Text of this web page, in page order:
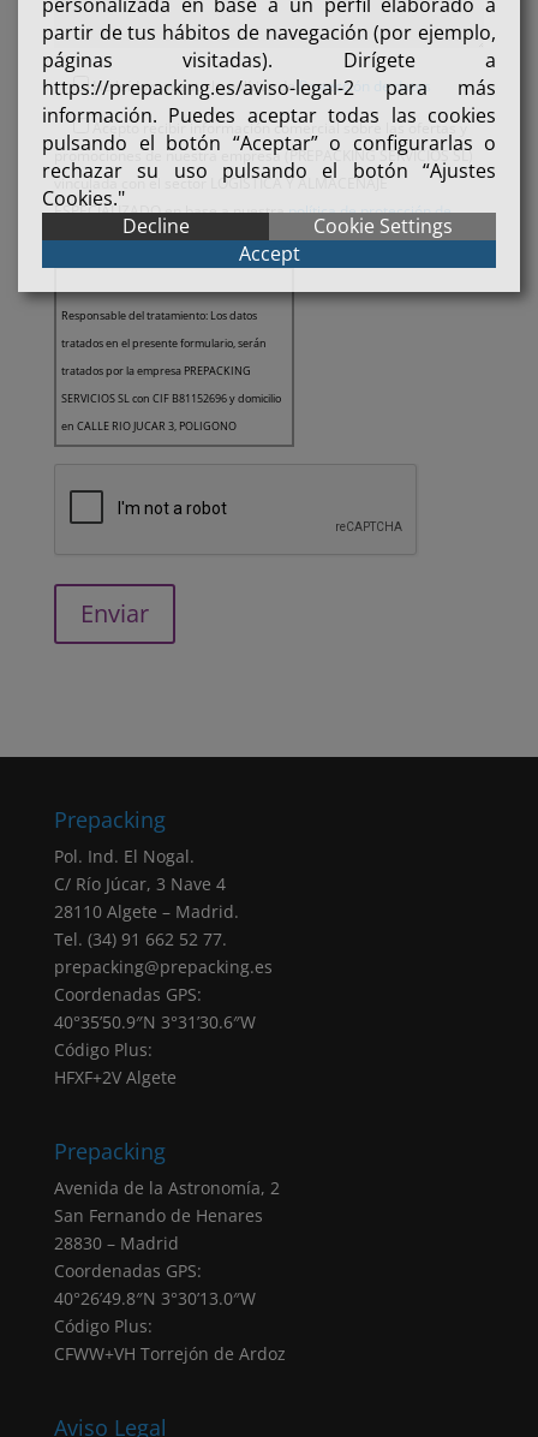
He leído y acepto la política deProtección de datos
Acepto recibir información comercial sobre las ofertas y
promociones de nuestra empresa (PREPACKING SERVICIOS SL)
vinculada con el sector LOGISTICA Y ALMACENAJE
ESPECIALIZADO en base a nuestrapolítica de protección de
datos
Responsable del tratamiento: Los datos
tratados en el presente formulario, serán
tratados por la empresa PREPACKING
SERVICIOS SL con CIF B81152696 y domicilio
en CALLE RIO JUCAR 3, POLIGONO
de los datos.
de usuarios de la página web. Asimismo, en
el caso de haber aceptado expresamente,
sus datos también serán utilizados para el
consentimiento (artículo 6.1.a RGPD)
casilla de verificación. Sus datos personales
privacidad”
Negativa otorgar el consentimiento: El hecho
de que no introduzcas los datos que
aparecen marcados como obligatorios en el
formulario tendrá como consecuencia la no
atención de su solicitud.
Destinatarios: Sus datos no serán cedidos a
ninguna empresa, salvo obligación legal.
Derechos: Puede acceder, rectificar y
limitación u oposición a su tratamiento,
automatizadas, así como a obtener
información clara y transparente sobre el
tratamiento de sus datos, tal como se explica
en la información adicional.
Derecho a presentar una reclamación ante la
Autoridad de Control (AEPD): Desde
PREPACKING SERVICIOS SL ponemos el
normativa de protección de datos dado que
Prepacking
Pol. Ind. El Nogal.
C/ Río Júcar, 3 Nave 4
28110 Algete – Madrid.
Tel. (34) 91 662 52 77.
prepacking@prepacking.es
Coordenadas GPS:
40°35’50.9″N 3°31’30.6″W
Código Plus:
HFXF+2V Algete
Prepacking
Avenida de la Astronomía, 2
San Fernando de Henares
28830 – Madrid
Coordenadas GPS:
40°26’49.8″N 3°30’13.0″W
Código Plus:
CFWW+VH Torrejón de Ardoz
Aviso Legal
partir de tus hábitos de navegación (por ejemplo,
páginas visitadas). Dirígete a
https://prepacking.es/aviso-legal-2 para más
información. Puedes aceptar todas las cookies
pulsando el botón “Aceptar” o configurarlas o
rechazar su uso pulsando el botón “Ajustes
Cookies."
Decline
Cookie Settings
Accept